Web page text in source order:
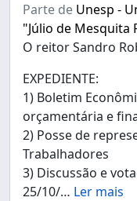
Parte de Unesp -
"Júlio de Mesquita
O reitor Sandro
EXPEDIENTE:
1) Boletim
orçamentária e
2) Posse de
Trabalhadores
3) Discussão e
25/10/… Ler mais